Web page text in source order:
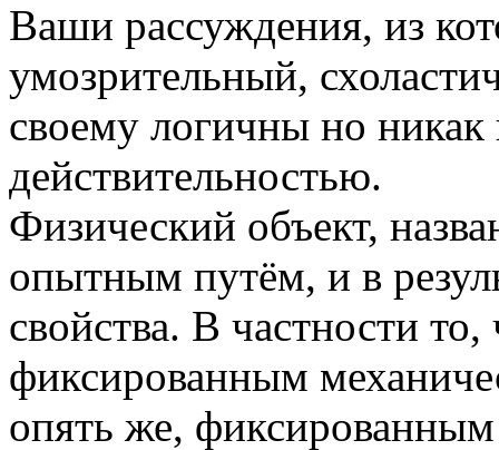
Ваши рассуждения, из
умозрительный,
своему логичны но никак
действительностью.
Физический объект,
опытным путём, и в
свойства. В частности то,
фиксированным
опять же,